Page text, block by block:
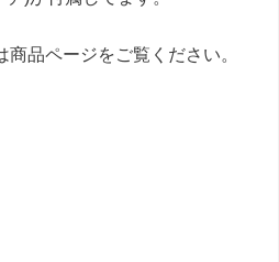
品ページをご覧ください。